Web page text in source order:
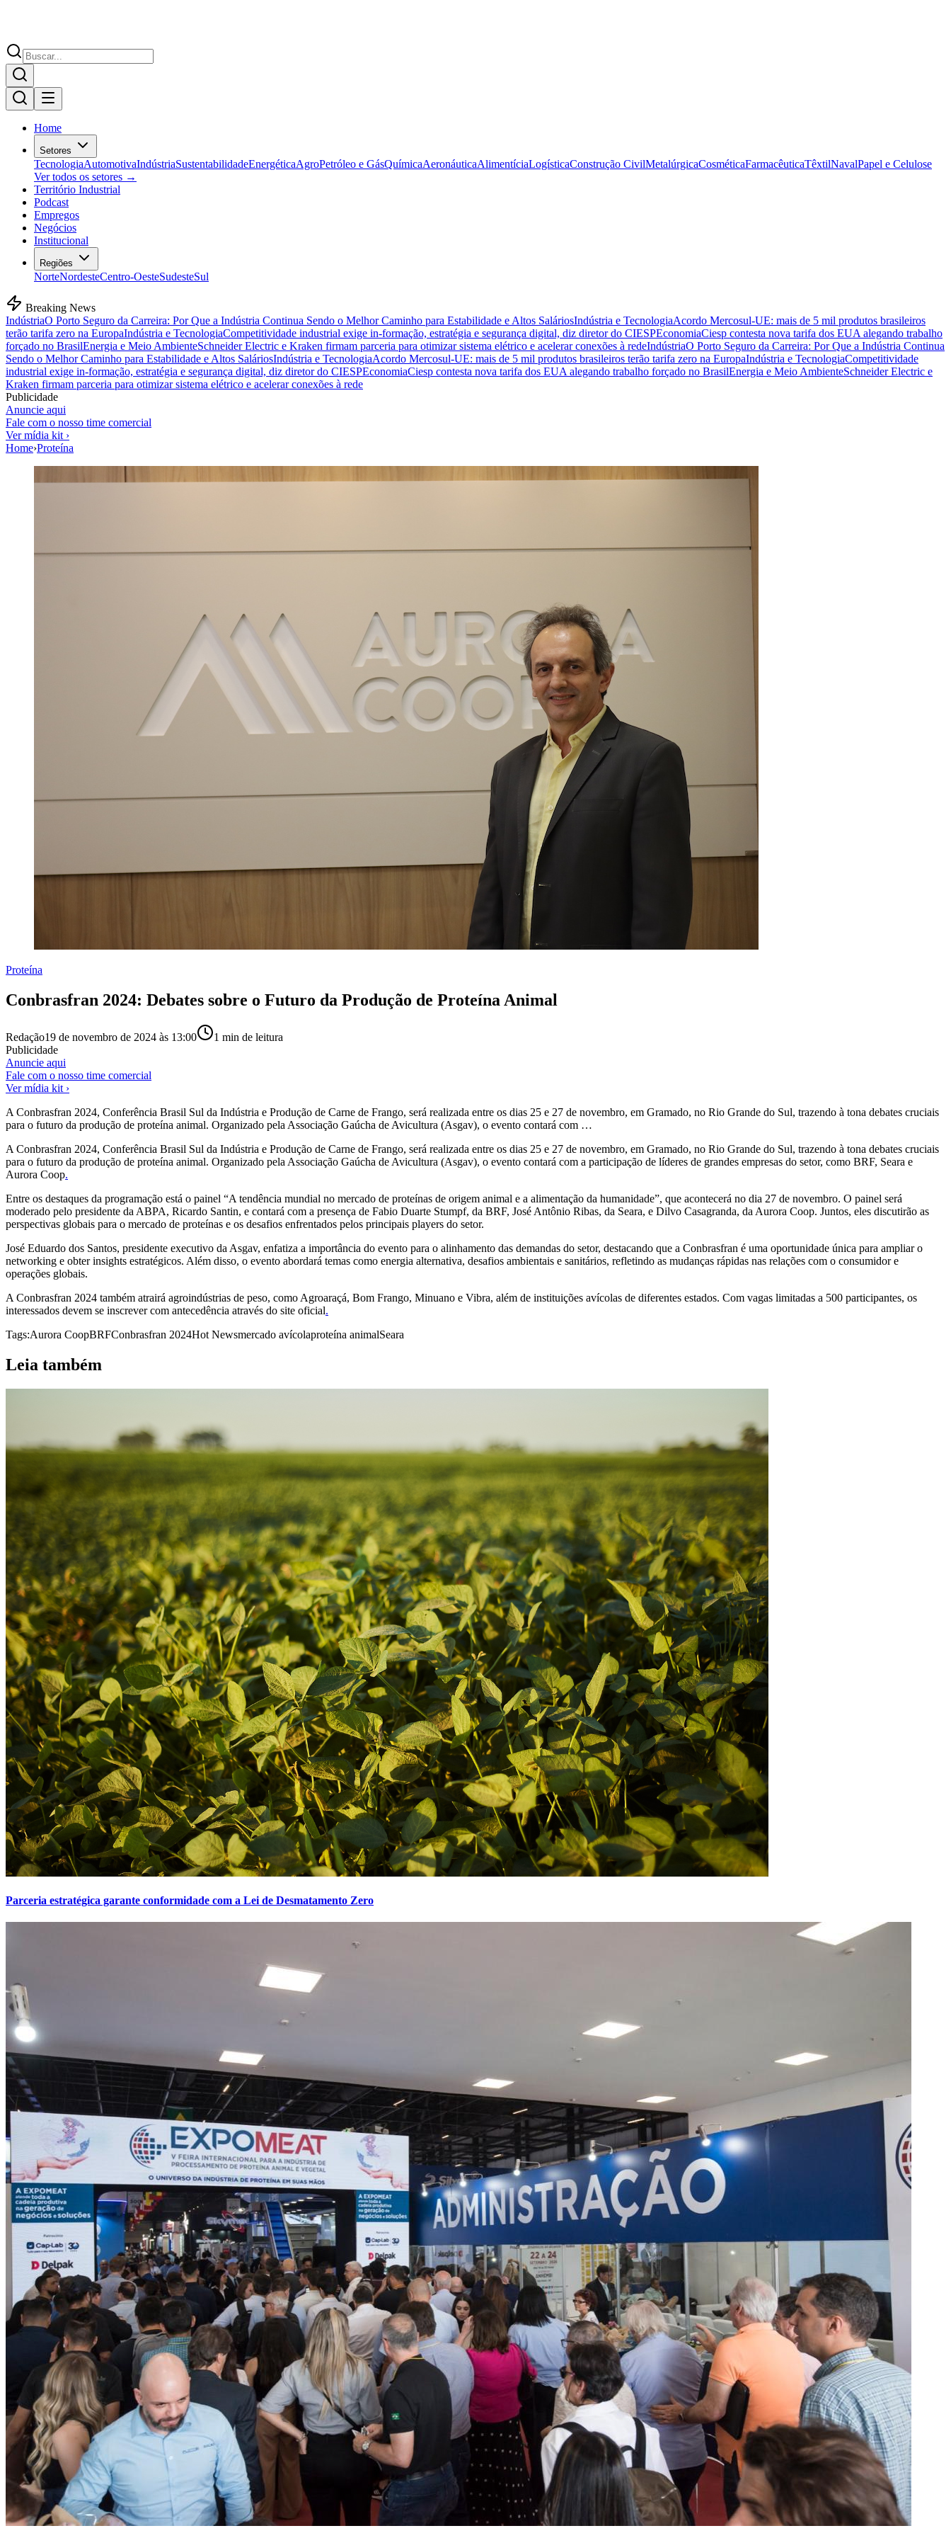
Home
Setores
TecnologiaAutomotivaIndústriaSustentabilidadeEnergéticaAgroPetróleo e GásQuímicaAeronáuticaAlimentíciaLogísticaConstrução CivilMetalúrgicaCosméticaFarmacêuticaTêxtilNavalPapel e Celulose
Ver todos os setores →
Território Industrial
Podcast
Empregos
Negócios
Institucional
Regiões
NorteNordesteCentro-OesteSudesteSul
Breaking News
IndústriaO Porto Seguro da Carreira: Por Que a Indústria Continua Sendo o Melhor Caminho para Estabilidade e Altos SaláriosIndústria e TecnologiaAcordo Mercosul-UE: mais de 5 mil produtos brasileiros
terão tarifa zero na EuropaIndústria e TecnologiaCompetitividade industrial exige in-formação, estratégia e segurança digital, diz diretor do CIESPEconomiaCiesp contesta nova tarifa dos EUA alegando trabalho
forçado no BrasilEnergia e Meio AmbienteSchneider Electric e Kraken firmam parceria para otimizar sistema elétrico e acelerar conexões à redeIndústriaO Porto Seguro da Carreira: Por Que a Indústria Continua
Sendo o Melhor Caminho para Estabilidade e Altos SaláriosIndústria e TecnologiaAcordo Mercosul-UE: mais de 5 mil produtos brasileiros terão tarifa zero na EuropaIndústria e TecnologiaCompetitividade
industrial exige in-formação, estratégia e segurança digital, diz diretor do CIESPEconomiaCiesp contesta nova tarifa dos EUA alegando trabalho forçado no BrasilEnergia e Meio AmbienteSchneider Electric e
Kraken firmam parceria para otimizar sistema elétrico e acelerar conexões à rede
Publicidade
Anuncie aqui
Fale com o nosso time comercial
Ver mídia kit ›
Home›Proteína
Proteína
Conbrasfran 2024: Debates sobre o Futuro da Produção de Proteína Animal
Redação19 de novembro de 2024 às 13:00 1 min de leitura
Publicidade
Anuncie aqui
Fale com o nosso time comercial
Ver mídia kit ›
A Conbrasfran 2024, Conferência Brasil Sul da Indústria e Produção de Carne de Frango, será realizada entre os dias 25 e 27 de novembro, em Gramado, no Rio Grande do Sul, trazendo à tona debates cruciais
para o futuro da produção de proteína animal. Organizado pela Associação Gaúcha de Avicultura (Asgav), o evento contará com …
A Conbrasfran 2024, Conferência Brasil Sul da Indústria e Produção de Carne de Frango, será realizada entre os dias 25 e 27 de novembro, em Gramado, no Rio Grande do Sul, trazendo à tona debates cruciais
para o futuro da produção de proteína animal. Organizado pela Associação Gaúcha de Avicultura (Asgav), o evento contará com a participação de líderes de grandes empresas do setor, como BRF, Seara e
Aurora Coop.
Entre os destaques da programação está o painel “A tendência mundial no mercado de proteínas de origem animal e a alimentação da humanidade”, que acontecerá no dia 27 de novembro. O painel será
moderado pelo presidente da ABPA, Ricardo Santin, e contará com a presença de Fabio Duarte Stumpf, da BRF, José Antônio Ribas, da Seara, e Dilvo Casagranda, da Aurora Coop. Juntos, eles discutirão as
perspectivas globais para o mercado de proteínas e os desafios enfrentados pelos principais players do setor.
José Eduardo dos Santos, presidente executivo da Asgav, enfatiza a importância do evento para o alinhamento das demandas do setor, destacando que a Conbrasfran é uma oportunidade única para ampliar o
networking e obter insights estratégicos. Além disso, o evento abordará temas como energia alternativa, desafios ambientais e sanitários, refletindo as mudanças rápidas nas relações com o consumidor e
operações globais.
A Conbrasfran 2024 também atrairá agroindústrias de peso, como Agroaraçá, Bom Frango, Minuano e Vibra, além de instituições avícolas de diferentes estados. Com vagas limitadas a 500 participantes, os
interessados devem se inscrever com antecedência através do site oficial.
Tags:Aurora CoopBRFConbrasfran 2024Hot Newsmercado avícolaproteína animalSeara
Leia também
Parceria estratégica garante conformidade com a Lei de Desmatamento Zero